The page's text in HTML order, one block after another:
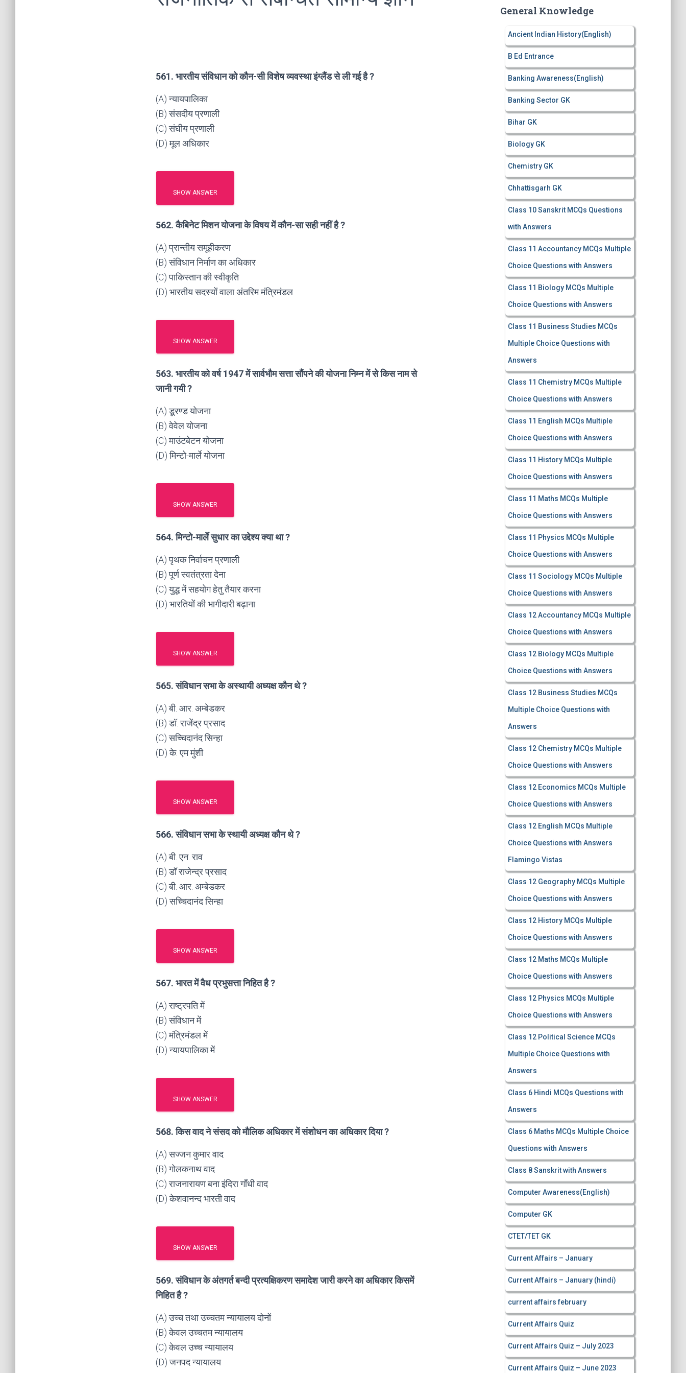
561. भारतीय संविधान को कौन-सी विशेष व्यवस्था इंग्लैंड से ली गई है ?
(A) न्यायपालिका
(B) संसदीय प्रणाली
(C) संघीय प्रणाली
(D) मूल अधिकार
SHOW ANSWER
562. कैबिनेट मिशन योजना के विषय में कौन-सा सही नहीं है ?
(A) प्रान्तीय समूहीकरण
(B) संविधान निर्माण का अधिकार
(C) पाकिस्तान की स्वीकृति
(D) भारतीय सदस्यों वाला अंतरिम मंत्रिमंडल
SHOW ANSWER
563. भारतीय को वर्ष 1947 में सार्वभौम सत्ता सौंपने की योजना निम्न में से किस नाम से
जानी गयी ?
(A) डूरण्ड योजना
(B) वेवेल योजना
(C) माउंटबेटन योजना
(D) मिन्टो-मार्ले योजना
SHOW ANSWER
564. मिन्टो-मार्ले सुधार का उद्देश्य क्या था ?
(A) पृथक निर्वाचन प्रणाली
(B) पूर्ण स्वतंत्रता देना
(C) युद्ध में सहयोग हेतु तैयार करना
(D) भारतियों की भागीदारी बढ़ाना
SHOW ANSWER
565. संविधान सभा के अस्थायी अध्यक्ष कौन थे ?
(A) बी. आर. अम्बेडकर
(B) डॉ. राजेंद्र प्रसाद
(C) सच्चिदानंद सिन्हा
(D) के. एम मुंशी
SHOW ANSWER
566. संविधान सभा के स्थायी अध्यक्ष कौन थे ?
(A) बी. एन. राव
(B) डॉ राजेन्द्र प्रसाद
(C) बी. आर. अम्बेडकर
(D) सच्चिदानंद सिन्हा
SHOW ANSWER
567. भारत में वैध प्रभुसत्ता निहित है ?
(A) राष्ट्रपति में
(B) संविधान में
(C) मंत्रिमंडल में
(D) न्यायपालिका में
SHOW ANSWER
568. किस वाद ने संसद को मौलिक अधिकार में संशोधन का अधिकार दिया ?
(A) सज्जन कुमार वाद
(B) गोलकनाथ वाद
(C) राजनारायण बना इंदिरा गाँधी वाद
(D) केशवानन्द भारती वाद
SHOW ANSWER
569. संविधान के अंतगर्त बन्दी प्रत्यक्षिकरण समादेश जारी करने का अधिकार किसमें
निहित है ?
(A) उच्च तथा उच्चतम न्यायालय दोनों
(B) केवल उच्चतम न्यायालय
(C) केवल उच्च न्यायालय
(D) जनपद न्यायालय
h
General Knowledge
Ancient Indian History(English)
B Ed Entrance
Banking Awareness(English)
Banking Sector GK
Bihar GK
Biology GK
Chemistry GK
Chhattisgarh GK
Class 10 Sanskrit MCQs Questions
with Answers
Class 11 Accountancy MCQs Multiple
Choice Questions with Answers
Class 11 Biology MCQs Multiple
Choice Questions with Answers
Class 11 Business Studies MCQs
Multiple Choice Questions with
Answers
Class 11 Chemistry MCQs Multiple
Choice Questions with Answers
Class 11 English MCQs Multiple
Choice Questions with Answers
Class 11 History MCQs Multiple
Choice Questions with Answers
Class 11 Maths MCQs Multiple
Choice Questions with Answers
Class 11 Physics MCQs Multiple
Choice Questions with Answers
Class 11 Sociology MCQs Multiple
Choice Questions with Answers
Class 12 Accountancy MCQs Multiple
Choice Questions with Answers
Class 12 Biology MCQs Multiple
Choice Questions with Answers
Class 12 Business Studies MCQs
Multiple Choice Questions with
Answers
Class 12 Chemistry MCQs Multiple
Choice Questions with Answers
Class 12 Economics MCQs Multiple
Choice Questions with Answers
Class 12 English MCQs Multiple
Choice Questions with Answers
Flamingo Vistas
Class 12 Geography MCQs Multiple
Choice Questions with Answers
Class 12 History MCQs Multiple
Choice Questions with Answers
Class 12 Maths MCQs Multiple
Choice Questions with Answers
Class 12 Physics MCQs Multiple
Choice Questions with Answers
Class 12 Political Science MCQs
Multiple Choice Questions with
Answers
Class 6 Hindi MCQs Questions with
Answers
Class 6 Maths MCQs Multiple Choice
Questions with Answers
Class 8 Sanskrit with Answers
Computer Awareness(English)
Computer GK
CTET/TET GK
Current Affairs – January
Current Affairs – January (hindi)
current affairs february
Current Affairs Quiz
Current Affairs Quiz – July 2023
Current Affairs Quiz – June 2023